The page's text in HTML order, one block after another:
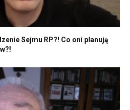
Sejmu RP?! Co oni planują